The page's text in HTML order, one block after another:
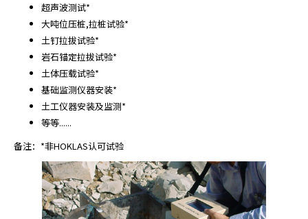
超声波测试*
大吨位压桩,拉桩试验*
土钉拉拔试验*
岩石锚定拉拔试验*
土体压载试验*
基础监测仪器安装*
土工仪器安装及监测*
等等......
备注：*非HOKLAS认可试验